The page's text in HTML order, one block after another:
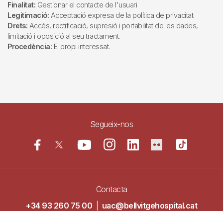
Finalitat: Gestionar el contacte de l'usuari
Legitimació: Acceptació expresa de la política de privacitat.
Drets: Accés, rectificació, supresió i portabilitat de les dades,
limitació i oposició al seu tractament.
Procedència: El propi interessat.
Segueix-nos
Contacta
+34 93 260 75 00
uac@bellvitgehospital.cat